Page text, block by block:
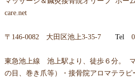
care.net
〒146-0082 大田区池上3-35-7Tel
東急池上線 池上駅より、徒歩６分。
の目、巻き爪等）・接骨院アロマテラ